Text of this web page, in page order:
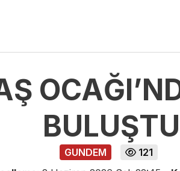
BULUŞTU
GUNDEM
121